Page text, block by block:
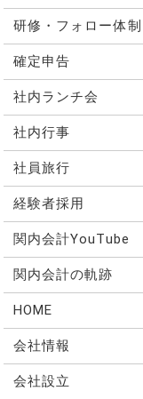
研修・フォロー体制
確定申告
社内ランチ会
社内行事
社員旅行
経験者採用
関内会計YouTube
関内会計の軌跡
HOME
会社情報
会社設立